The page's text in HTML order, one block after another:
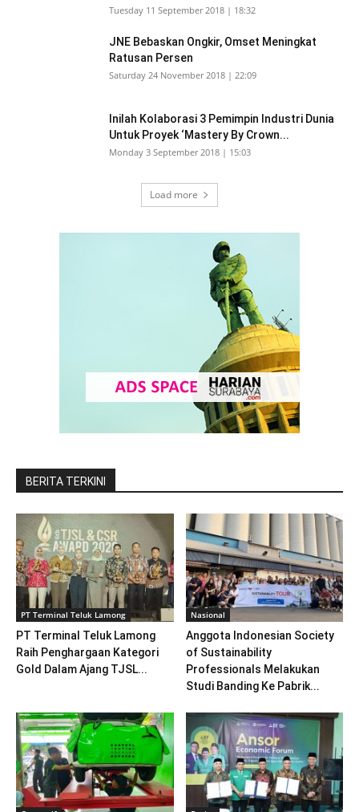
Tuesday 11 September 2018 | 18:32
JNE Bebaskan Ongkir, Omset Meningkat
Ratusan Persen
Saturday 24 November 2018 | 22:09
Inilah Kolaborasi 3 Pemimpin Industri Dunia
Untuk Proyek ‘Mastery By Crown...
Monday 3 September 2018 | 15:03
Load more
BERITA TERKINI
PT Terminal Teluk Lamong
PT Terminal Teluk Lamong
Raih Penghargaan Kategori
Gold Dalam Ajang TJSL...
Nasional
Anggota Indonesian Society
of Sustainability
Professionals Melakukan
Studi Banding Ke Pabrik...